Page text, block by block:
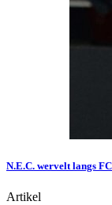
N.E.C. wervelt langs
Artikel